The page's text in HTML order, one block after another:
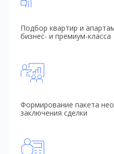
Подбор квартир и
бизнес- и премиум-класса
Формирование пакета
заключения сделки